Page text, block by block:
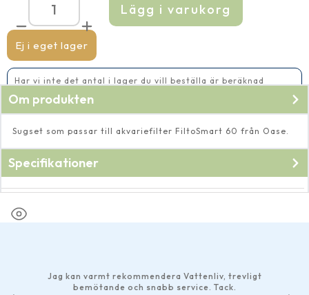
Ej i eget lager
Sugset,
FiltoSmart
60
mängd
Lägg i varukorg
Har vi inte det antal i lager du vill beställa är beräknad
Om produkten
Sugset som passar till akvariefilter FiltoSmart 60 från Oase.
Specifikationer
Jag kan varmt rekommendera Vattenliv, trevligt
bemötande och snabb service. Tack.